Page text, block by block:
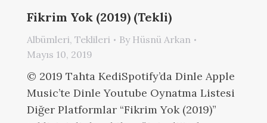
Fikrim Yok (2019) (Tekli)
Albümleri, Teklileri By Hüsnü Arkan
Mayıs 10, 2019
© 2019 Tahta KediSpotify’da Dinle Apple
Music’te Dinle Youtube Oynatma Listesi
Diğer Platformlar “Fikrim Yok (2019)”